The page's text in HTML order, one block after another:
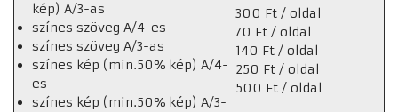
kép) A/3-as
színes szöveg A/4-es
színes szöveg A/3-as
színes kép (min.50% kép) A/4-
es
színes kép (min.50% kép) A/3-
300 Ft / oldal
70 Ft / oldal
140 Ft / oldal
250 Ft / oldal
500 Ft / oldal